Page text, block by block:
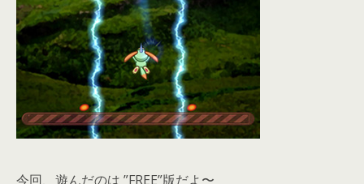
今回、遊んだのは ”FREE”版だよ〜